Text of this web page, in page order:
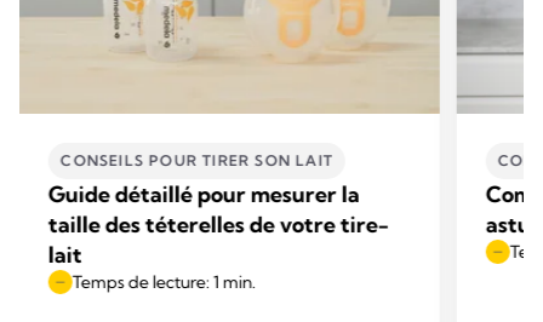
CONSEILS POUR TIRER SON LAIT
Guide détaillé pour mesurer la
taille des téterelles de votre tire-
lait
Temps de lecture: 1 min.